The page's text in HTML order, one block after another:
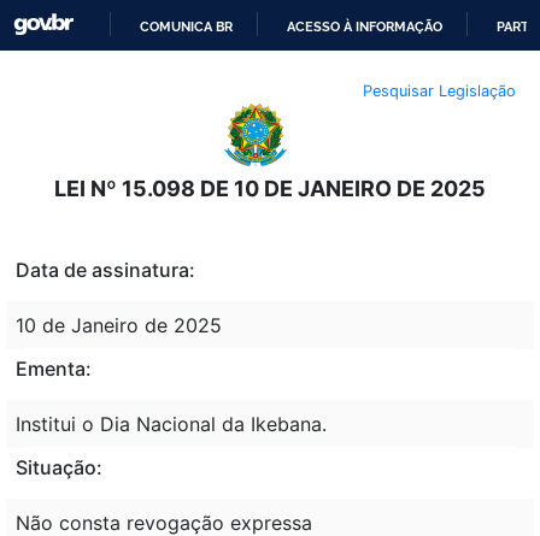
O
CONTEÚDO
COMUNICA BR ACESSO À INFORMAÇÃO
Pesquisar Legislação
LEI Nº 15.098 DE 10 DE JANEIRO DE 2025
Data de assinatura:
10 de Janeiro de 2025
Ementa:
Institui o Dia Nacional da Ikebana.
Situação:
Não consta revogação expressa